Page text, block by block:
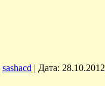
sashacd | Дата: 28.10.2012